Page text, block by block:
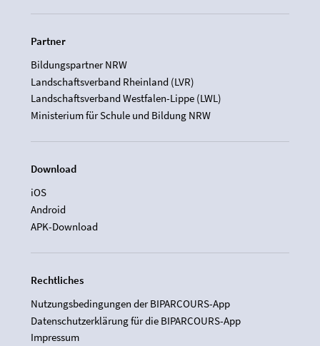
Partner
Bildungspartner NRW
Landschaftsverband Rheinland (LVR)
Landschaftsverband Westfalen-Lippe (LWL)
Ministerium für Schule und Bildung NRW
Download
iOS
Android
APK-Download
Rechtliches
Nutzungsbedingungen der BIPARCOURS-App
Datenschutzerklärung für die BIPARCOURS-App
Impressum